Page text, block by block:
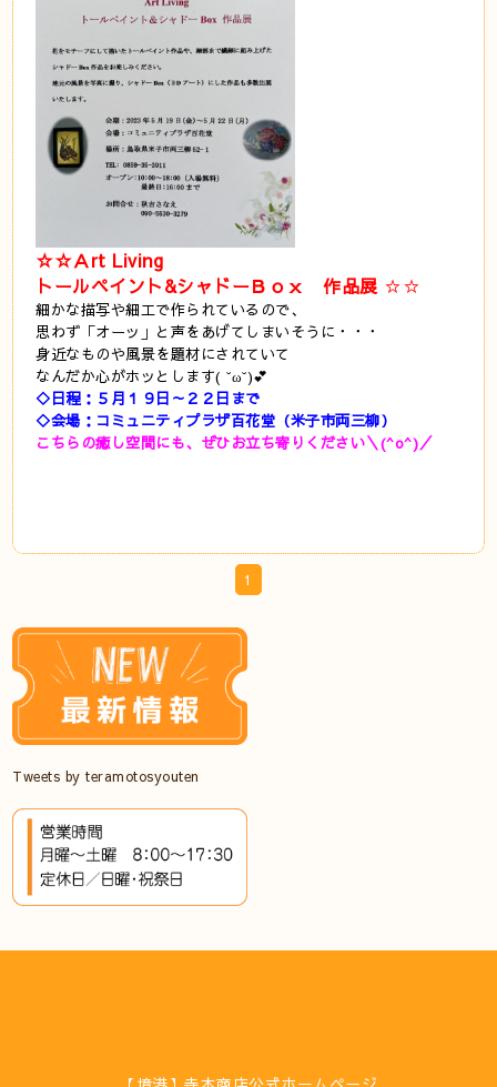
☆☆Ａrt Living
トールペイント&シャドーＢｏｘ 作品展 ☆☆
細かな描写や細工で作られているので、
思わず「オーッ」と声をあげてしまいそうに・・・
身近なものや風景を題材にされていて
なんだか心がホッとします( ˘ω˘)💕
◇日程：５月１９日～２２日まで
◇会場：コミュニティプラザ百花堂（米子市両三柳）
こちらの癒し空間にも、ぜひお立ち寄りください＼(^o^)／
1
Tweets by teramotosyouten